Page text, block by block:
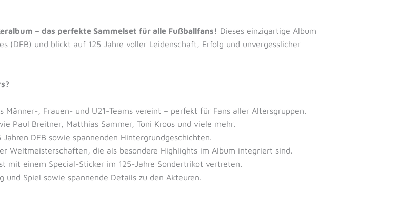
– das perfekte Sammelset für alle Fußballfans! Dieses einzigartige Album
(DFB) und blickt auf 125 Jahre voller Leidenschaft, Erfolg und unvergesslicher
Männer-, Frauen- und U21-Teams vereint – perfekt für Fans aller Altersgruppen.
Paul Breitner, Matthias Sammer, Toni Kroos und viele mehr.
DFB sowie spannenden Hintergrundgeschichten.
Weltmeisterschaften, die als besondere Highlights im Album integriert sind.
mit einem Special-Sticker im 125-Jahre Sondertrikot vertreten.
und Spiel sowie spannende Details zu den Akteuren.